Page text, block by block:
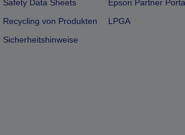
Safety Data Sheets
Recycling von Produkten
Sicherheitshinweise
Epson Partner
LPGA